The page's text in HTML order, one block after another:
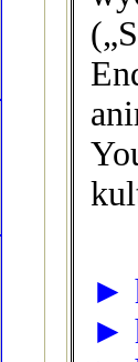
►
►